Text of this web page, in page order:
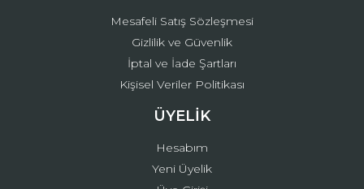
Mesafeli Satış Sözleşmesi
Gizlilik ve Güvenlik
İptal ve İade Şartları
Kişisel Veriler Politikası
ÜYELİK
Hesabım
Yeni Üyelik